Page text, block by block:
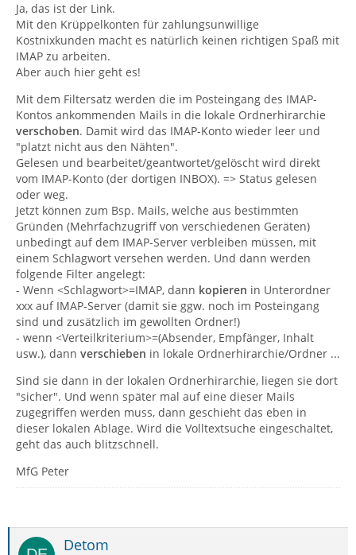
Ja, das ist der Link.
Mit den Krüppelkonten für zahlungsunwillige
Kostnixkunden macht es natürlich keinen richtigen Spaß mit
IMAP zu arbeiten.
Aber auch hier geht es!
Mit dem Filtersatz werden die im Posteingang des IMAP-
Kontos ankommenden Mails in die lokale Ordnerhirarchie
verschoben. Damit wird das IMAP-Konto wieder leer und
"platzt nicht aus den Nähten".
Gelesen und bearbeitet/geantwortet/gelöscht wird direkt
vom IMAP-Konto (der dortigen INBOX). => Status gelesen
oder weg.
Jetzt können zum Bsp. Mails, welche aus bestimmten
Gründen (Mehrfachzugriff von verschiedenen Geräten)
unbedingt auf dem IMAP-Server verbleiben müssen, mit
einem Schlagwort versehen werden. Und dann werden
folgende Filter angelegt:
- Wenn <Schlagwort>=IMAP, dann kopieren in Unterordner
xxx auf IMAP-Server (damit sie ggw. noch im Posteingang
sind und zusätzlich im gewollten Ordner!)
- wenn <Verteilkriterium>=(Absender, Empfänger, Inhalt
usw.), dann verschieben in lokale Ordnerhirarchie/Ordner ...
Sind sie dann in der lokalen Ordnerhirarchie, liegen sie dort
"sicher". Und wenn später mal auf eine dieser Mails
zugegriffen werden muss, dann geschieht das eben in
dieser lokalen Ablage. Wird die Volltextsuche eingeschaltet,
geht das auch blitzschnell.
MfG Peter
Detom